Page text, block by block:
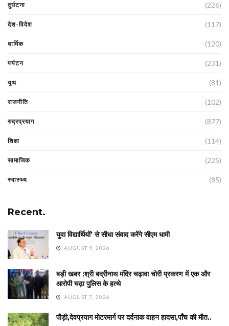
दुर्घटना (226)
देश-विदेश (117)
धार्मिक (120)
पर्यटन (231)
यूथ (81)
राजनीति (102)
रुद्रप्रयाग (877)
शिक्षा (114)
सामाजिक (225)
स्वास्थ्य (85)
Recent.
युवा विद्यार्थियों’ से सीधा संवाद करेंगे सीएम धामी
AUGUST 9, 2026
बड़ी खबर :श्री बद्रीनाथ मंदिर चढ़ावा चोरी प्रकरण में एक और
आरोपी चढ़ा पुलिस के हत्थे
AUGUST 7, 2026
पौड़ी,देवप्रयाग मोटरमार्ग पर दर्दनाक वाहन हादसा,पाँच की मौत..